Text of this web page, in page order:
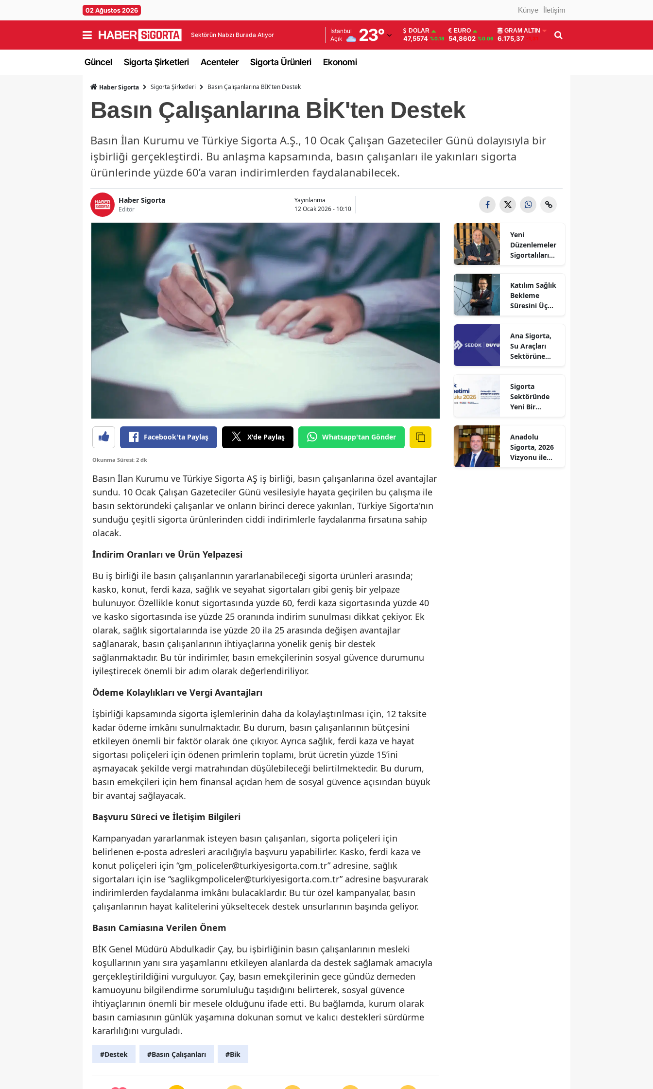
02 Ağustos 2026 Künye İletişim
Sektörün Nabzı Burada Atıyor
İstanbul
Açık
23°
Adana
Adıyaman
Afyonkarahisar
Amasya
Antalya
Artvin
Aydın
Balıkesir
Bilecik
Bitlis
Bolu
Burdur
Bursa
Diyarbakır
Edirne
Erzincan
Erzurum
Gümüşhane
Hakkari
Hatay
Isparta
Kars
Kastamonu
Kayseri
Kırklareli
Konya
Kütahya
Manisa
Mardin
Muğla
Nevşehir
Sakarya
DOLAR
47,5574 %0.18
EURO
54,8602 %0.06
GRAM ALTIN
6.175,37 -1,31
Güncel Sigorta Şirketleri Acenteler Sigorta Ürünleri Ekonomi
Haber Sigorta Sigorta Şirketleri Basın Çalışanlarına BİK'ten Destek
Basın Çalışanlarına BİK'ten Destek
Basın İlan Kurumu ve Türkiye Sigorta A.Ş., 10 Ocak Çalışan Gazeteciler Günü dolayısıyla bir
işbirliği gerçekleştirdi. Bu anlaşma kapsamında, basın çalışanları ile yakınları sigorta
ürünlerinde yüzde 60’a varan indirimlerden faydalanabilecek.
Haber Sigorta
Editör
Yayınlanma
12 Ocak 2026 - 10:10
Facebook'ta Paylaş X'de Paylaş Whatsapp'tan Gönder
Okunma Süresi: 2 dk
Basın İlan Kurumu ve Türkiye Sigorta AŞ iş birliği, basın çalışanlarına özel avantajlar
sundu. 10 Ocak Çalışan Gazeteciler Günü vesilesiyle hayata geçirilen bu çalışma ile
basın sektöründeki çalışanlar ve onların birinci derece yakınları, Türkiye Sigorta'nın
sunduğu çeşitli sigorta ürünlerinden ciddi indirimlerle faydalanma fırsatına sahip
olacak.
İndirim Oranları ve Ürün Yelpazesi
Bu iş birliği ile basın çalışanlarının yararlanabileceği sigorta ürünleri arasında;
kasko, konut, ferdi kaza, sağlık ve seyahat sigortaları gibi geniş bir yelpaze
bulunuyor. Özellikle konut sigortasında yüzde 60, ferdi kaza sigortasında yüzde 40
ve kasko sigortasında ise yüzde 25 oranında indirim sunulması dikkat çekiyor. Ek
olarak, sağlık sigortalarında ise yüzde 20 ila 25 arasında değişen avantajlar
sağlanarak, basın çalışanlarının ihtiyaçlarına yönelik geniş bir destek
sağlanmaktadır. Bu tür indirimler, basın emekçilerinin sosyal güvence durumunu
iyileştirecek önemli bir adım olarak değerlendiriliyor.
Ödeme Kolaylıkları ve Vergi Avantajları
İşbirliği kapsamında sigorta işlemlerinin daha da kolaylaştırılması için, 12 taksite
kadar ödeme imkânı sunulmaktadır. Bu durum, basın çalışanlarının bütçesini
etkileyen önemli bir faktör olarak öne çıkıyor. Ayrıca sağlık, ferdi kaza ve hayat
sigortası poliçeleri için ödenen primlerin toplamı, brüt ücretin yüzde 15’ini
aşmayacak şekilde vergi matrahından düşülebileceği belirtilmektedir. Bu durum,
basın emekçileri için hem finansal açıdan hem de sosyal güvence açısından büyük
bir avantaj sağlayacak.
Başvuru Süreci ve İletişim Bilgileri
Kampanyadan yararlanmak isteyen basın çalışanları, sigorta poliçeleri için
belirlenen e-posta adresleri aracılığıyla başvuru yapabilirler. Kasko, ferdi kaza ve
konut poliçeleri için “gm_policeler@turkiyesigorta.com.tr” adresine, sağlık
sigortaları için ise “saglikgmpoliceler@turkiyesigorta.com.tr” adresine başvurarak
indirimlerden faydalanma imkânı bulacaklardır. Bu tür özel kampanyalar, basın
çalışanlarının hayat kalitelerini yükseltecek destek unsurlarının başında geliyor.
Basın Camiasına Verilen Önem
BİK Genel Müdürü Abdulkadir Çay, bu işbirliğinin basın çalışanlarının mesleki
koşullarının yanı sıra yaşamlarını etkileyen alanlarda da destek sağlamak amacıyla
gerçekleştirildiğini vurguluyor. Çay, basın emekçilerinin gece gündüz demeden
kamuoyunu bilgilendirme sorumluluğu taşıdığını belirterek, sosyal güvence
ihtiyaçlarının önemli bir mesele olduğunu ifade etti. Bu bağlamda, kurum olarak
basın camiasının günlük yaşamına dokunan somut ve kalıcı destekleri sürdürme
kararlılığını vurguladı.
#Destek #Basın Çalışanları #Bik
Yeni
Düzenlemeler
Sigortalıları
Katılım Sağlık
Bekleme
Süresini Üç
Ana Sigorta,
Su Araçları
Sektörüne
Sigorta
Sektöründe
Yeni Bir
Anadolu
Sigorta, 2026
Vizyonu ile